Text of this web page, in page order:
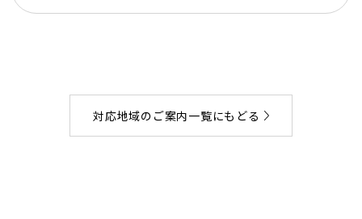
対応地域のご案内一覧にもどる